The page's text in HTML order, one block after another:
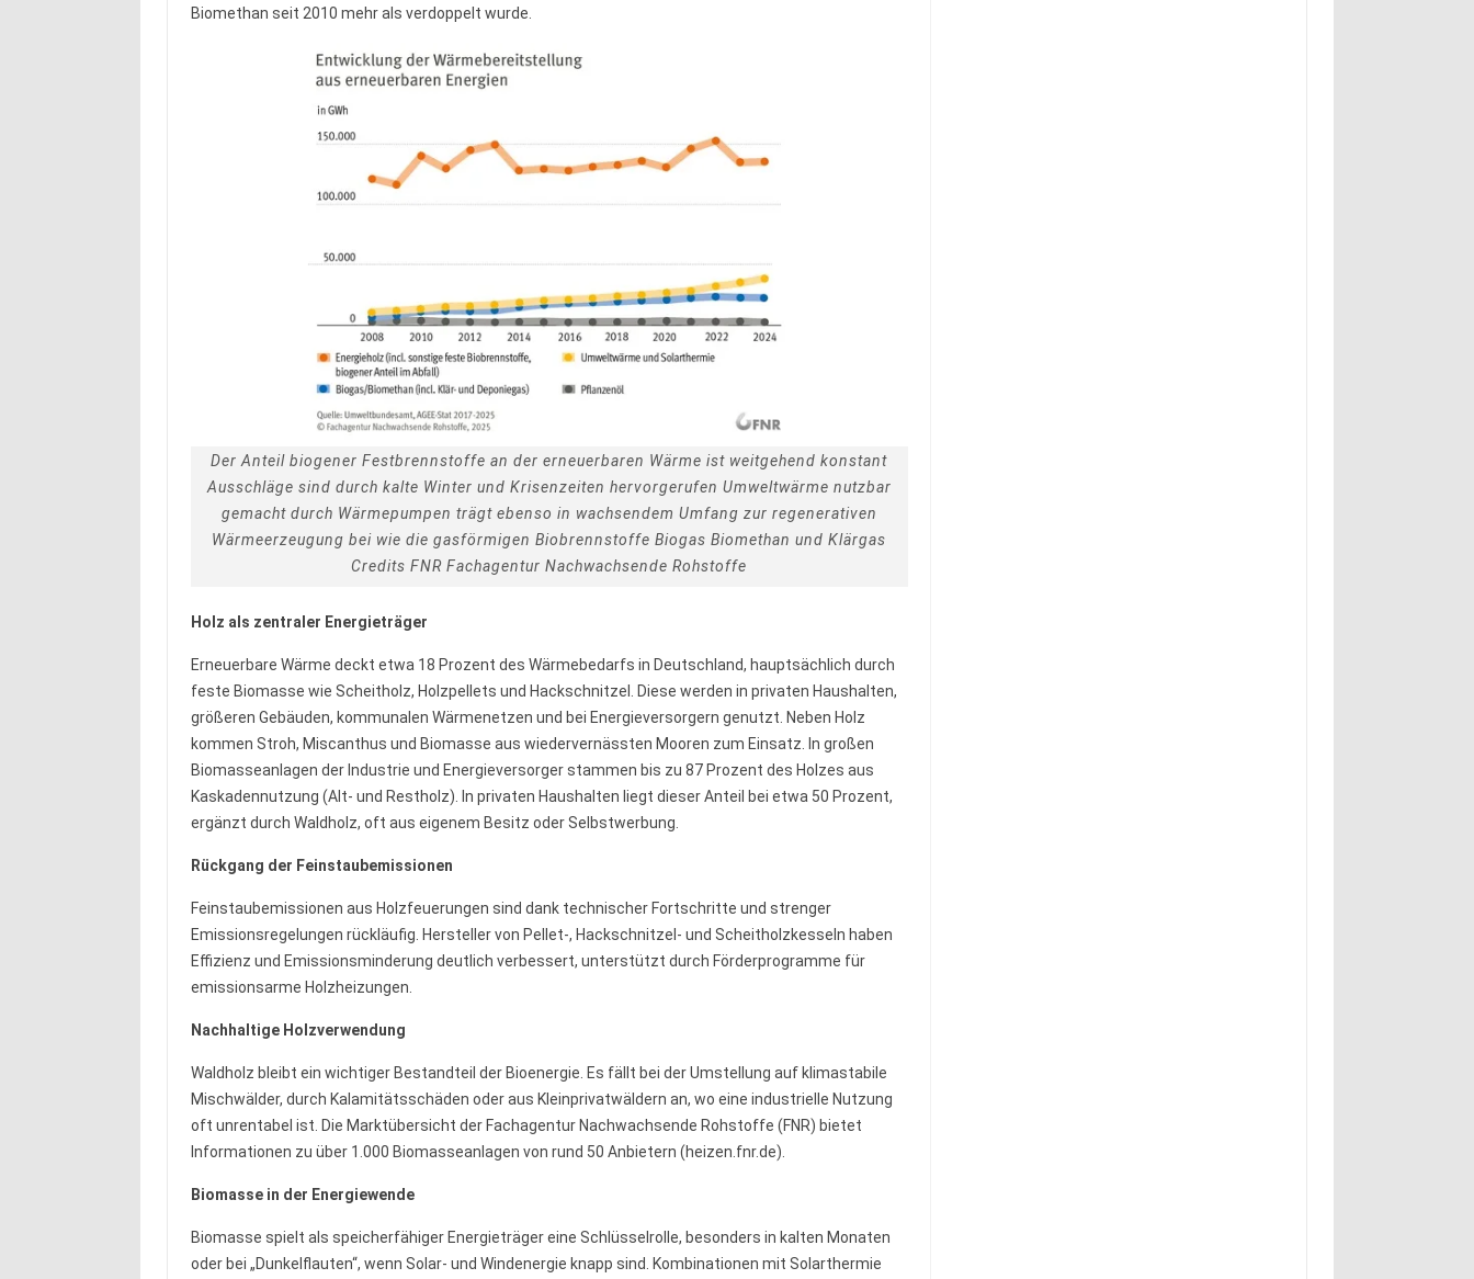
Biomethan seit 2010 mehr als verdoppelt wurde.
Der Anteil biogener Festbrennstoffe an der erneuerbaren Wärme ist weitgehend konstant
Ausschläge sind durch kalte Winter und Krisenzeiten hervorgerufen Umweltwärme nutzbar
gemacht durch Wärmepumpen trägt ebenso in wachsendem Umfang zur regenerativen
Wärmeerzeugung bei wie die gasförmigen Biobrennstoffe Biogas Biomethan und Klärgas
Credits FNR Fachagentur Nachwachsende Rohstoffe
Holz als zentraler Energieträger
Erneuerbare Wärme deckt etwa 18 Prozent des Wärmebedarfs in Deutschland, hauptsächlich durch
feste Biomasse wie Scheitholz, Holzpellets und Hackschnitzel. Diese werden in privaten Haushalten,
größeren Gebäuden, kommunalen Wärmenetzen und bei Energieversorgern genutzt. Neben Holz
kommen Stroh, Miscanthus und Biomasse aus wiedervernässten Mooren zum Einsatz. In großen
Biomasseanlagen der Industrie und Energieversorger stammen bis zu 87 Prozent des Holzes aus
Kaskadennutzung (Alt- und Restholz). In privaten Haushalten liegt dieser Anteil bei etwa 50 Prozent,
ergänzt durch Waldholz, oft aus eigenem Besitz oder Selbstwerbung.
Rückgang der Feinstaubemissionen
Feinstaubemissionen aus Holzfeuerungen sind dank technischer Fortschritte und strenger
Emissionsregelungen rückläufig. Hersteller von Pellet-, Hackschnitzel- und Scheitholzkesseln haben
Effizienz und Emissionsminderung deutlich verbessert, unterstützt durch Förderprogramme für
emissionsarme Holzheizungen.
Nachhaltige Holzverwendung
Waldholz bleibt ein wichtiger Bestandteil der Bioenergie. Es fällt bei der Umstellung auf klimastabile
Mischwälder, durch Kalamitätsschäden oder aus Kleinprivatwäldern an, wo eine industrielle Nutzung
oft unrentabel ist. Die Marktübersicht der Fachagentur Nachwachsende Rohstoffe (FNR) bietet
Informationen zu über 1.000 Biomasseanlagen von rund 50 Anbietern (heizen.fnr.de).
Biomasse in der Energiewende
Biomasse spielt als speicherfähiger Energieträger eine Schlüsselrolle, besonders in kalten Monaten
oder bei „Dunkelflauten“, wenn Solar- und Windenergie knapp sind. Kombinationen mit Solarthermie